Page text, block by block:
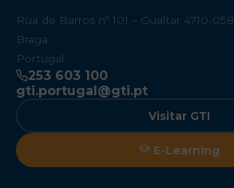
Rua de Barros nº 101 – Gualtar 4710-058
Braga
Portugal
253 603 100
gti.portugal@gti.pt
Visitar GTI
E-Learning